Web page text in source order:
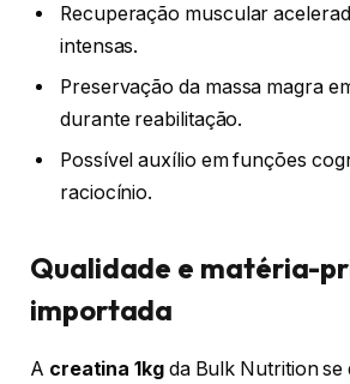
Recuperação muscular
intensas.
Preservação da massa magra
durante reabilitação.
Possível auxílio em funções
raciocínio.
Qualidade e matéria-
importada
A creatina 1kgda Bulk Nutrition se